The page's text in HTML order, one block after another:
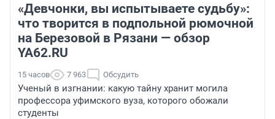
«Девчонки, вы испытываете судьбу»:
что творится в подпольной рюмочной
на Березовой в Рязани — обзор
YA62.RU
15 часов 7 963 Обсудить
Ученый в изгнании: какую тайну хранит могила
профессора уфимского вуза, которого обожали
студенты